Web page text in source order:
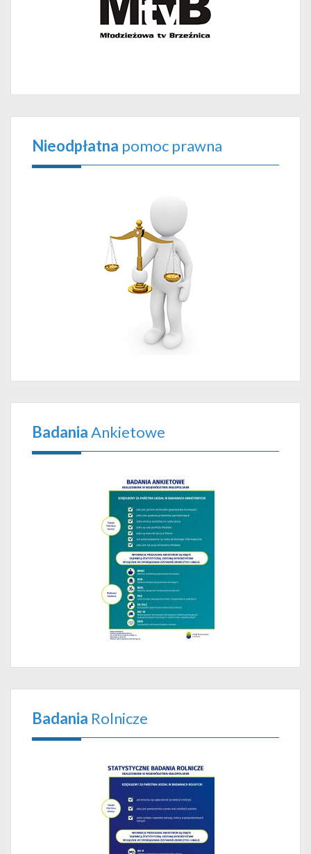
Nieodpłatna pomoc prawna
BadaniaAnkietowe
Badania Rolnicze